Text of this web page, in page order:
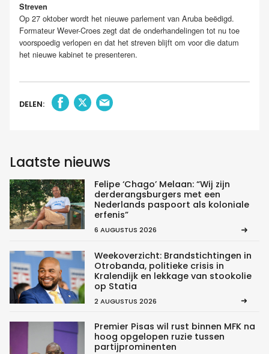
Streven
Op 27 oktober wordt het nieuwe parlement van Aruba beëdigd.
Formateur Wever-Croes zegt dat de onderhandelingen tot nu toe
voorspoedig verlopen en dat het streven blijft om voor die datum
het nieuwe kabinet te presenteren.
DELEN:
Laatste nieuws
Felipe ‘Chago’ Melaan: “Wij zijn
derderangsburgers met een
Nederlands paspoort als koloniale
erfenis”
6 AUGUSTUS 2026
Weekoverzicht: Brandstichtingen in
Otrobanda, politieke crisis in
Kralendijk en lekkage van stookolie
op Statia
2 AUGUSTUS 2026
Premier Pisas wil rust binnen MFK na
hoog opgelopen ruzie tussen
partijprominenten